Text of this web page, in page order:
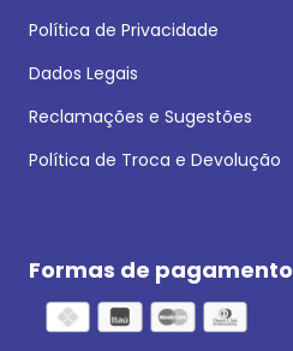
Política de Privacidade
Dados Legais
Reclamações e Sugestões
Política de Troca e Devolução
Formas de pagamento